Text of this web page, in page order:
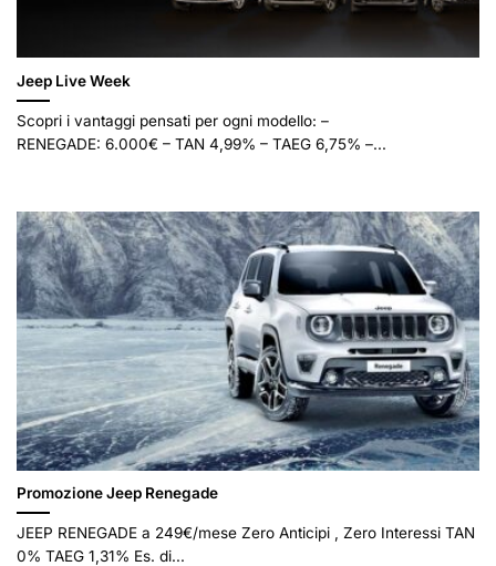
Jeep Live Week
Scopri i vantaggi pensati per ogni modello: –
RENEGADE: 6.000€ – TAN 4,99% – TAEG 6,75% –...
Promozione Jeep Renegade
JEEP RENEGADE a 249€/mese Zero Anticipi , Zero Interessi TAN
0% TAEG 1,31% Es. di...